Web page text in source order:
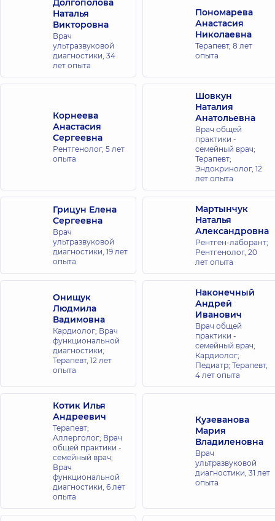
Долгополова
Наталья
Викторовна
Врач
ультразвуковой
диагностики, 34
лет опыта
Пономарева
Анастасия
Николаевна
Терапевт, 8 лет
опыта
Корнеева
Анастасия
Сергеевна
Рентгенолог, 5 лет
опыта
Шовкун
Наталия
Анатольевна
Врач общей
практики -
семейный врач;
Терапевт;
Эндокринолог, 12
лет опыта
Грицун Елена
Сергеевна
Врач
ультразвуковой
диагностики, 19 лет
опыта
Мартынчук
Наталья
Александровна
Рентген-лаборант;
Рентгенолог, 20
лет опыта
Онищук
Людмила
Вадимовна
Кардиолог; Врач
функциональной
диагностики;
Терапевт, 12 лет
опыта
Наконечный
Андрей
Иванович
Врач общей
практики -
семейный врач;
Кардиолог;
Педиатр; Терапевт,
4 лет опыта
Котик Илья
Андреевич
Терапевт;
Аллерголог; Врач
общей практики -
семейный врач;
Врач
функциональной
диагностики, 6 лет
опыта
Кузеванова
Мария
Владиленовна
Врач
ультразвуковой
диагностики, 31 лет
опыта